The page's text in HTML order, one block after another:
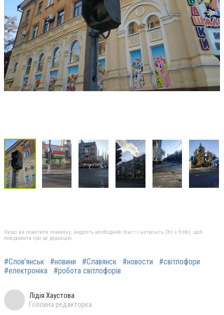
Якщо ви помітили помилку, виділіть необхідний текст і натисніть Ctrl + Enter, щоб
повідомити про це редакцію
#Слов’янськ #новини #Славянск #новости
#світлофори
#електроніка
#робота світлофорів
Лідія Хаустова
Головна редакторка